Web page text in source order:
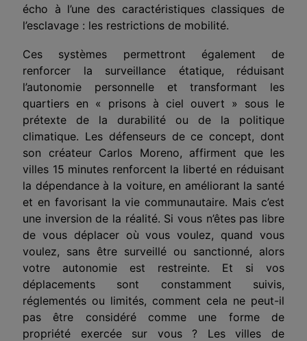
écho à l’une des caractéristiques classiques de
l’esclavage : les restrictions de mobilité.
Ces systèmes permettront également de
renforcer la surveillance étatique, réduisant
l’autonomie personnelle et transformant les
quartiers en « prisons à ciel ouvert » sous le
prétexte de la durabilité ou de la politique
climatique. Les défenseurs de ce concept, dont
son créateur Carlos Moreno, affirment que les
villes 15 minutes renforcent la liberté en réduisant
la dépendance à la voiture, en améliorant la santé
et en favorisant la vie communautaire. Mais c’est
une inversion de la réalité. Si vous n’êtes pas libre
de vous déplacer où vous voulez, quand vous
voulez, sans être surveillé ou sanctionné, alors
votre autonomie est restreinte. Et si vos
déplacements sont constamment suivis,
réglementés ou limités, comment cela ne peut-il
pas être considéré comme une forme de
propriété exercée sur vous? Les villes de